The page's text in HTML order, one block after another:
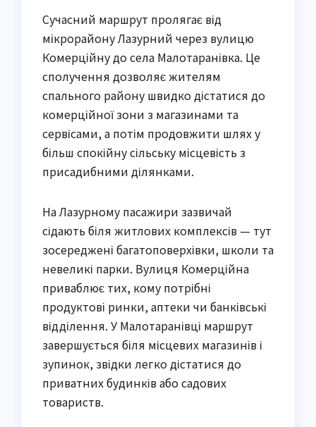
Сучасний маршрут пролягає від
мікрорайону Лазурний через вулицю
Комерційну до села Малотаранівка. Це
сполучення дозволяє жителям
спального району швидко дістатися до
комерційної зони з магазинами та
сервісами, а потім продовжити шлях у
більш спокійну сільську місцевість з
присадибними ділянками.
На Лазурному пасажири зазвичай
сідають біля житлових комплексів — тут
зосереджені багатоповерхівки, школи та
невеликі парки. Вулиця Комерційна
приваблює тих, кому потрібні
продуктові ринки, аптеки чи банківські
відділення. У Малотаранівці маршрут
завершується біля місцевих магазинів і
зупинок, звідки легко дістатися до
приватних будинків або садових
товариств.